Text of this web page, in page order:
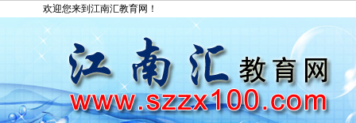
欢迎您来到江南汇教育网！